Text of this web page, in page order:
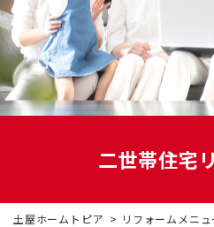
デザイン
満足度向上
戸建てリフォーム
マンションリフォーム
札幌フルリノベーション
OKUリノベーション
お近くのショールーム
イベント情報
リフォーム事例
0120-093-
二世帯住宅
土屋ホームトピア リフォームメニュ